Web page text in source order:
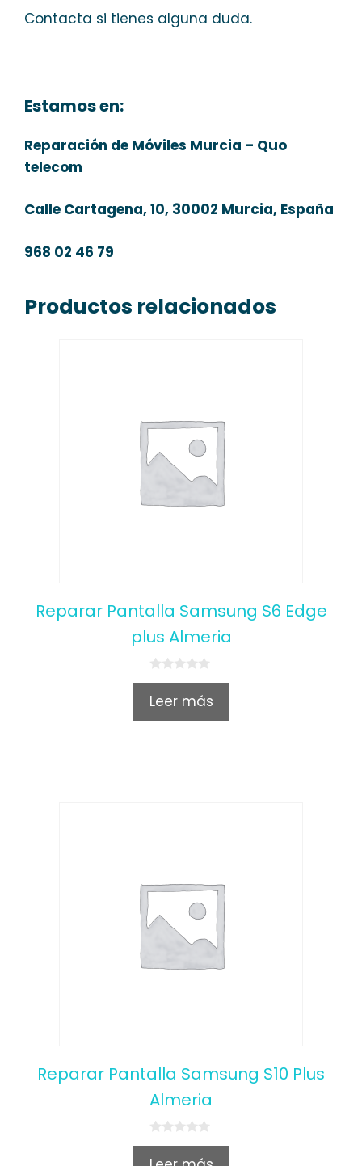
Contacta si tienes alguna duda.
Estamos en:
Reparación de Móviles Murcia – Quo
telecom
Calle Cartagena, 10, 30002 Murcia, España
968 02 46 79
Productos relacionados
Reparar Pantalla Samsung S6 Edge
plus Almeria
0
u
Leer más
Reparar Pantalla Samsung S10 Plus
Almeria
0